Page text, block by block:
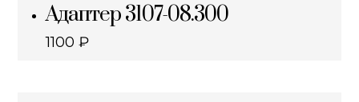
Адаптер 3107-08.300
1100₽